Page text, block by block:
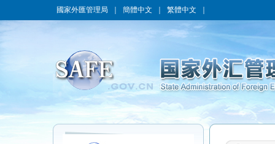
國家外匯管理局 簡體中文 繁體中文